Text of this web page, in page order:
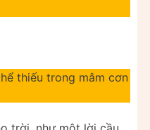
thiếu trong mâm cơn